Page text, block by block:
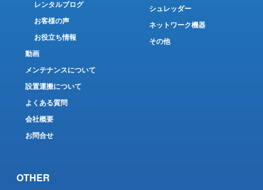
レンタルブログ
お客様の声
お役立ち情報
動画
メンテナンスについて
設置運搬について
よくある質問
会社概要
お問合せ
シュレッダー
ネットワーク機器
その他
OTHER